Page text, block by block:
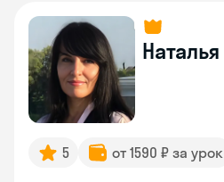
Наталья
5 от 1590 ₽ за урок